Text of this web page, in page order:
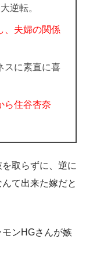
逆転。
、夫婦の関係
スに素直に喜
ら住谷杏奈
取らずに、逆に
て出来た嫁だと
ンHGさんが嫉